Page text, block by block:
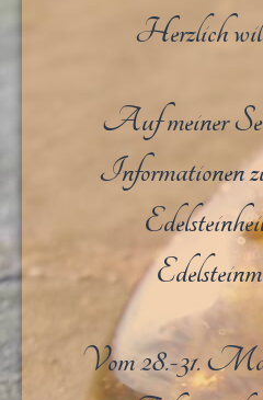
Herzlich
Auf meiner
Informationen
Vom 28.-31.